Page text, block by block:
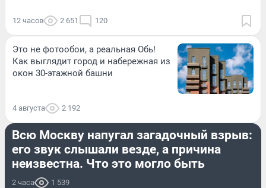
12 часов 2 651 120
Это не фотообои, а реальная Обь!
Как выглядит город и набережная из
окон 30-этажной башни
4 августа 2 192
ПРОИСШЕСТВИЯ
Всю Москву напугал загадочный взрыв:
его звук слышали везде, а причина
неизвестна. Что это могло быть
2 часа 1 539